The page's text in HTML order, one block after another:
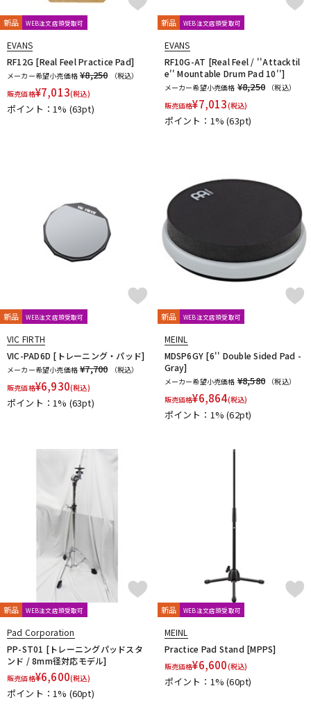
新品 WEB注文店頭受取可
EVANS
RF12G [Real Feel Practice Pad]
メーカー希望小売価格 ¥8,250
（税込）
販売価格¥7,013(税込)
ポイント：1% (63pt)
新品 WEB注文店頭受取可
EVANS
RF10G-AT [Real Feel / ''Attacktil
e'' Mountable Drum Pad 10'']
メーカー希望小売価格 ¥8,250
（税込）
販売価格¥7,013(税込)
ポイント：1%(63pt)
新品 WEB注文店頭受取可
VIC FIRTH
VIC-PAD6D [トレーニング・パッド]
メーカー希望小売価格 ¥7,700
（税込）
販売価格¥6,930(税込)
ポイント：1% (63pt)
新品 WEB注文店頭受取可
MEINL
MDSP6GY [6'' Double Sided Pad -
Gray]
メーカー希望小売価格 ¥8,580
（税込）
販売価格¥6,864(税込)
ポイント：1%(62pt)
新品 WEB注文店頭受取可
Pad Corporation
PP-ST01 [トレーニングパッドスタ
ンド / 8mm径対応モデル]
販売価格¥6,600(税込)
ポイント：1% (60pt)
新品 WEB注文店頭受取可
MEINL
Practice Pad Stand [MPPS]
販売価格¥6,600(税込)
ポイント：1%(60pt)